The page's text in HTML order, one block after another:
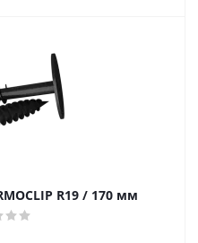
R19 / 170 мм